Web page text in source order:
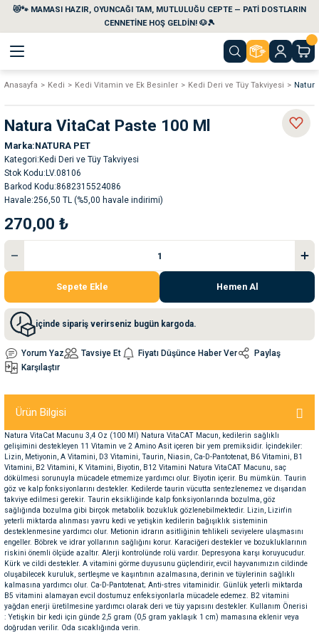
😻🐾 MAMASI HAZIR, OYUNCAĞI TAM, MUTLULUĞU CEPTE — PATİ DOSTLARIN
CENNETİNE HOŞ GELDİN! 🐶🎾
Geri Dön
Geri Dön
Temizlik Ürünleri
Su Kabları
Kemikleri
Seyahat Ürünleri
Geri Dön
Geri Dön
Geri Dön
Geri Dön
Anasayfa Kedi Kedi Vitamin ve Ek Besinler Kedi Deri ve Tüy Takviyesi
Natura VitaCat Paste 100 Ml
Marka NATURA PET
Kategori Kedi Deri ve Tüy Takviyesi
Stok Kodu LV.08106
Barkod Kodu 8682315524086
Havale 256,50 TL (%5,00 havale indirimi)
270,00 ₺
Sepete Ekle Hemen Al
içinde sipariş verirseniz bugün kargoda.
Yorum Yaz Tavsiye Et Fiyatı Düşünce Haber Ver
Paylaş
Karşılaştır
Ürün Bilgisi
Natura VitaCat Macunu 3,4 Oz (100 Ml) Natura VitaCAT Macun, kedilerin sağlıklı
gelişimini destekleyen 11 Vitamin ve 2 Amino Asit içeren bir yem premiksidir. İçindekiler:
Lizin, Metiyonin, A Vitamini, D3 Vitamini, Taurin, Niasin, Ca-D-Pantotenat, B6 Vitamini, B1
Vitamini, B2 Vitamini, K Vitamini, Biyotin, B12 Vitamini Natura VitaCAT Macunu, saç
dökülmesi sorunuyla mücadele etmemize yardımcı olur. Biyotin içerir. Bu mümkün. Taurin
göz ve kalp fonksiyonlarını destekler. Kedilerde taurin vücutta sentezlenemez ve dışarıdan
takviye edilmesi gerekir. Taurin eksikliğinde kalp fonksiyonlarında bozulma, göz
sağlığında bozulma gibi birçok metabolik bozukluk gözlenebilmektedir. Lizin, Lizin'in
yeterli miktarda alınması yavru kedi ve yetişkin kedilerin bağışıklık sisteminin
desteklenmesine yardımcı olur. Metionin idrarın asitliğinin tehlikeli seviyelere ulaşmasını
engeller. Böbrek ve idrar yollarının sağlığını korur. Karaciğeri destekler ve bozukluklarının
riskini önemli ölçüde azaltır. Alerji kontrolünde rolü vardır. Depresyona karşı koruyucudur.
Kürk ve cildi destekler. A vitamini görme duyusunu güçlendirir, evcil hayvanımızın cildinde
oluşabilecek kuruluk, sertleşme ve kaşıntının azalmasına, derinin ve tüylerinin sağlıklı
kalmasına yardımcı olur. Ca-D-Pantotenat; Anti-stres vitaminidir. Günlük yeterli miktarda
B5 vitamini alamayan evcil dostumuz enfeksiyonlarla mücadele edemez. B2 vitamini
yağdan enerji üretilmesine yardımcı olarak deri ve tüy yapısını destekler. Kullanım Önerisi
: Yetişkin bir kedi için günde 2,5 gram (0,5 gram yaklaşık 1 cm) mamasına eklenir veya
doğrudan verilir. Oda sıcaklığında verin.